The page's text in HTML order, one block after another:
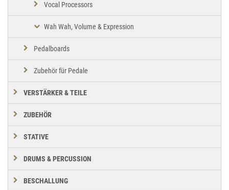
Vocal Processors
Wah Wah, Volume & Expression
Pedalboards
Zubehör für Pedale
VERSTÄRKER & TEILE
ZUBEHÖR
STATIVE
DRUMS & PERCUSSION
BESCHALLUNG